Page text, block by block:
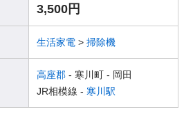
3,500円
生活家電 > 掃除機
高座郡 - 寒川町 - 岡田
JR相模線 - 寒川駅